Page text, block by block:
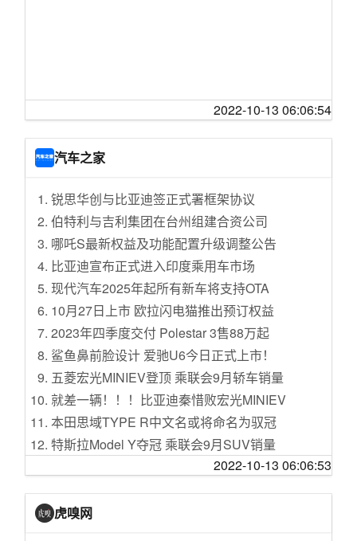
[生活那点事]广西五线小城，38岁男选择躺平，
整理回忆和记录生活
[生活那点事]三线城市社会底层家庭，侄子侄女
结婚随礼两万是不是太多了？
杯。
[家有学童]初三女儿成绩倒数愁煞老父
[生活那点事]志之所趋，无远弗届---记录下老程
序员的业余开发
[国际观察]中国自主品牌站上山腰，日本为什么
会急？
[婆媳关系]大家每年给父母多少钱
[旅游休闲]我们一起游贵州-跟团+自驾游西江苗
寨、荔波小七孔、贵阳、镇远古镇等
[汽车时代]日系越来越嚣张了
[房产观澜]去泡沫化---未来我国房地产发展新方
向【讨论】
[重庆]重庆九月，解放碑地带的靓女们
[情感天地]在40➕的年纪又被爱情撞了一下腰
[旅游休闲]一个人的广西行----靖西、德天瀑布、
明仕田园、安平仙河、杨美古镇
埃塞：非盟委员会副主席称赞中非合作
新型诈骗！“杀猪盘”编造的甜言蜜语
第四届中阿旅行商大会：搭建交流平台 拓展旅
游空间
者”
黑龙江自由贸易试验区：打造辐射欧亚国家物
流枢纽
杭州设立全国首个“工匠日”
黄渤海开渔 第一网收获丰厚
习近平向第四届中国－阿拉伯国家博览会致贺
信
云南巧家县发生滑坡自然灾害致9人失联
拉加德：欧央行应长期保持宽松政策
欧盟：英“无协议脱欧”可能性极大
军事科学院军事医学研究院：嵌入式科研紧贴
部队需求
英国下议院通过阻止无协议脱欧法案
2019年中国农民丰收节”千企万品助增收”活动将
2022-10-13 06:06:54
汽车之家
锐思华创与比亚迪签正式署框架协议
伯特利与吉利集团在台州组建合资公司
哪吒S最新权益及功能配置升级调整公告
比亚迪宣布正式进入印度乘用车市场
现代汽车2025年起所有新车将支持OTA
10月27日上市 欧拉闪电猫推出预订权益
2023年四季度交付 Polestar 3售88万起
鲨鱼鼻前脸设计 爱驰U6今日正式上市！
五菱宏光MINIEV登顶 乘联会9月轿车销量
就差一辆！！！比亚迪秦惜败宏光MINIEV
本田思域TYPE R中文名或将命名为驭冠
特斯拉Model Y夺冠 乘联会9月SUV销量
配激光雷达 新款小鹏P7外观细节谍照
中汽协：9月我国动力电池装车量31.6GWh
179欧元 Porsche Design推出中式菜刀
2022-10-13 06:06:53
虎嗅网